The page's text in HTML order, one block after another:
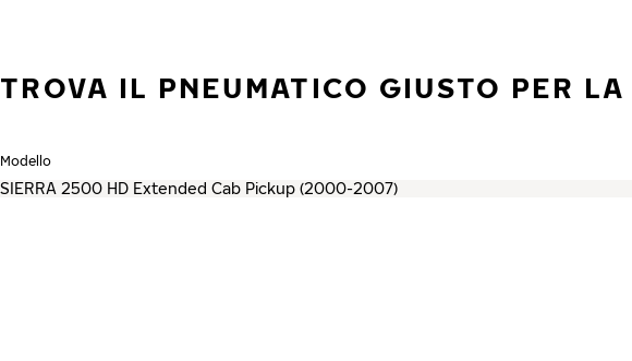
TROVA IL PNEUMATICO GIUSTO PER
Modello